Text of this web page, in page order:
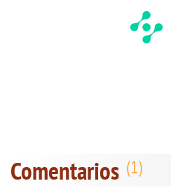
Comentarios